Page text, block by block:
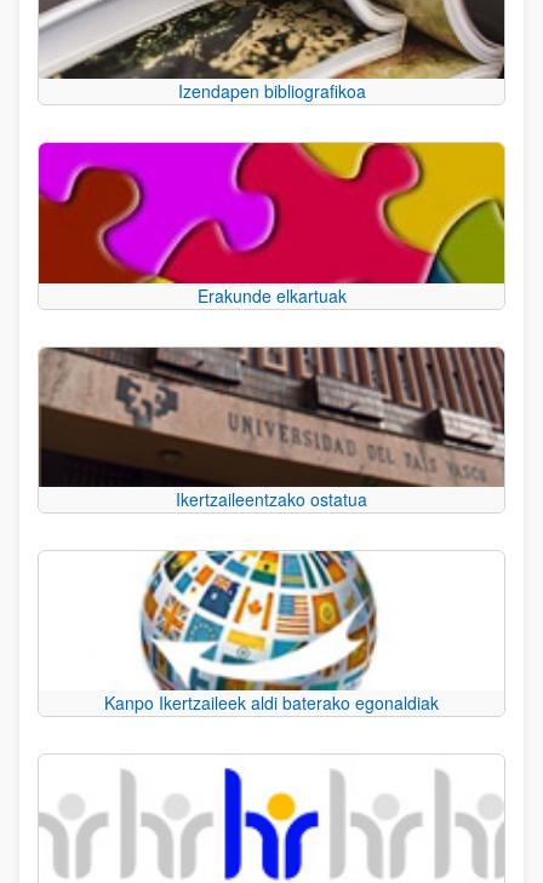
Izendapen bibliografikoa
Erakunde elkartuak
Ikertzaileentzako ostatua
Kanpo Ikertzaileek aldi baterako egonaldiak